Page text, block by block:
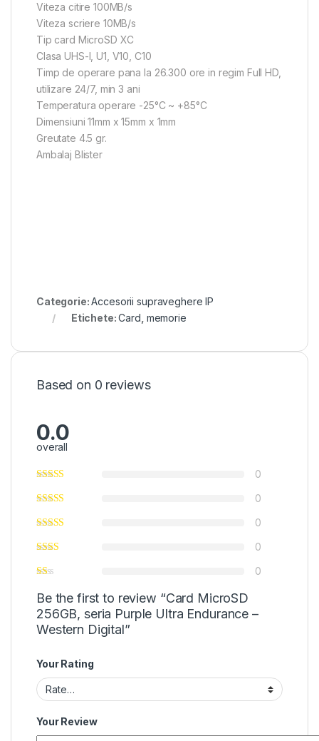
Viteza citire 100MB/s
Viteza scriere 10MB/s
Tip card MicroSD XC
Clasa UHS-I, U1, V10, C10
Timp de operare pana la 26.300 ore in regim Full HD,
utilizare 24/7, min 3 ani
Temperatura operare -25°C ~ +85°C
Dimensiuni 11mm x 15mm x 1mm
Greutate 4.5 gr.
Ambalaj Blister
Categorie:Accesorii supraveghere IP
Etichete:Card memorie
Based on 0 reviews
0.0
overall
0
0
0
0
0
Be the first to review “Card MicroSD
256GB, seria Purple Ultra Endurance –
Western Digital”
Your Rating
Your Review